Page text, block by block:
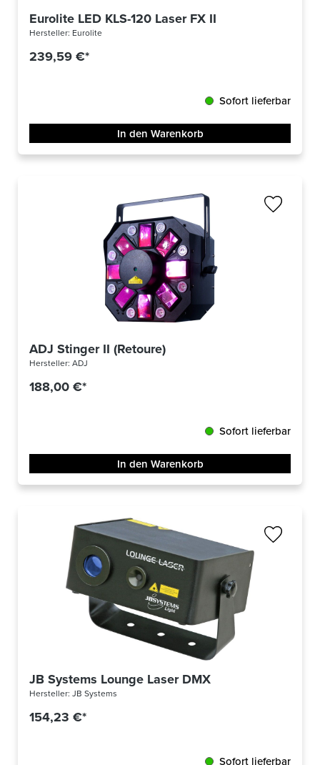
Eurolite LED KLS-120 Laser FX II
Hersteller: Eurolite
239,59 €*
Sofort lieferbar
In den Warenkorb
ADJ Stinger II (Retoure)
Hersteller: ADJ
188,00 €*
Sofort lieferbar
In den Warenkorb
JB Systems Lounge Laser DMX
Hersteller: JB Systems
154,23 €*
Sofort lieferbar